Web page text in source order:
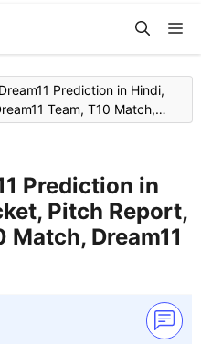
Prediction in Hindi,
Team, T10 Match,
Prediction in
Pitch Report,
Match, Dream11